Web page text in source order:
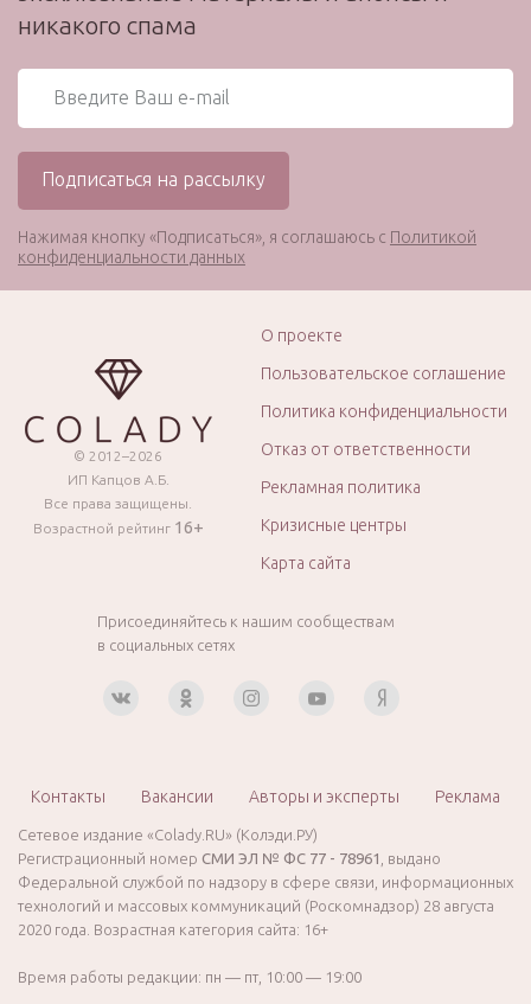
никакого спама
Нажимая кнопку «Подписаться», я соглашаюсь с Политикой
конфиденциальности данных
© 2012–2026
ИП Капцов А.Б.
Все права защищены.
Возрастной рейтинг 16+
О проекте
Пользовательское соглашение
Политика конфиденциальности
Отказ от ответственности
Рекламная политика
Кризисные центры
Карта сайта
Присоединяйтесь к нашим сообществам
в социальных сетях
Контакты Вакансии Авторы и эксперты Реклама
Сетевое издание «Colady.RU» (Колэди.РУ)
Регистрационный номер СМИ ЭЛ № ФС 77 - 78961
, выдано
Федеральной службой по надзору в сфере связи, информационных
технологий и массовых коммуникаций (Роскомнадзор) 28 августа
2020 года. Возрастная категория сайта: 16+
Время работы редакции: пн — пт, 10:00 — 19:00